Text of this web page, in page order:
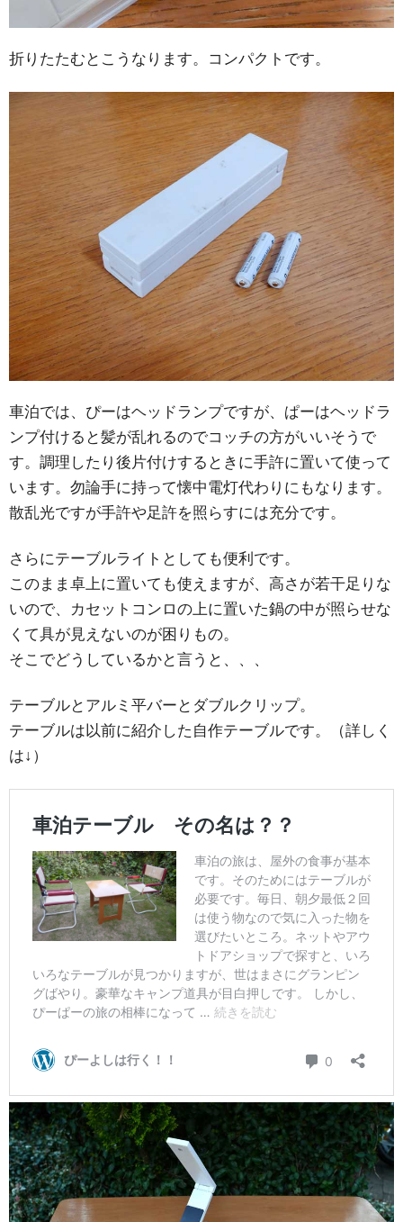
折りたたむとこうなります。コンパクトです。
車泊では、ぴーはヘッドランプですが、ぱーはヘッドラ
ンプ付けると髪が乱れるのでコッチの方がいいそうで
す。調理したり後片付けするときに手許に置いて使って
います。勿論手に持って懐中電灯代わりにもなります。
散乱光ですが手許や足許を照らすには充分です。
さらにテーブルライトとしても便利です。
このまま卓上に置いても使えますが、高さが若干足りな
いので、カセットコンロの上に置いた鍋の中が照らせな
くて具が見えないのが困りもの。
そこでどうしているかと言うと、、、
テーブルとアルミ平バーとダブルクリップ。
テーブルは以前に紹介した自作テーブルです。（詳しく
は↓）